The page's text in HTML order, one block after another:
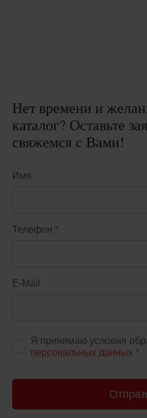
Нет времени и
каталог? Оставьте
свяжемся с Вами!
Имя
Телефон *
E-Mail
Я принимаю условия
персональных данных *